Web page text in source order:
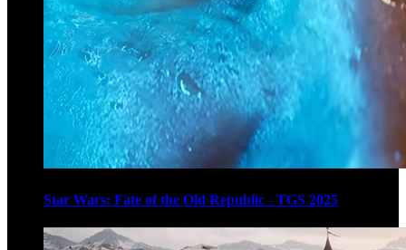
Star Wars: Fate of the Old Republic - TGS 2025